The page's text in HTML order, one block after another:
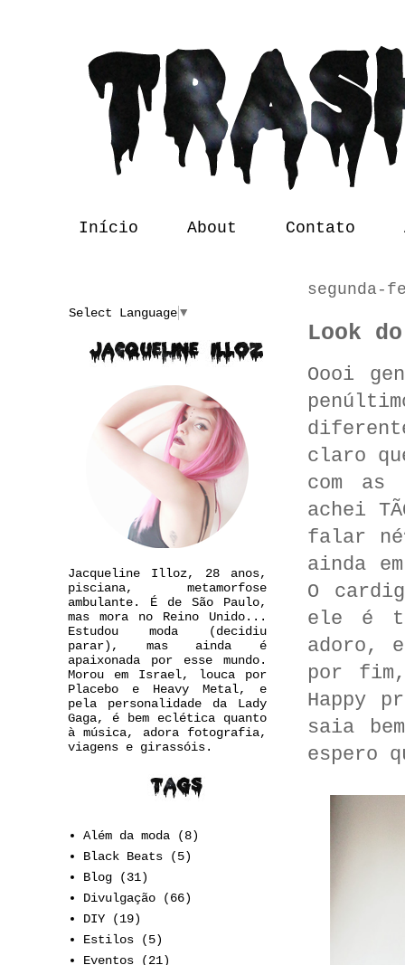
Início About Contato
segunda-
Look
Oooi
claro
com
achei
falar
ainda
O
ele é
adoro,
por
Happy
saia
espero
Select Language▼
Jacqueline Illoz, 28 anos,
pisciana, metamorfose
ambulante. É de São Paulo,
mas mora no Reino Unido...
Estudou moda (decidiu
parar), mas ainda é
apaixonada por esse mundo.
Morou em Israel, louca por
Placebo e Heavy Metal, e
pela personalidade da Lady
Gaga, é bem eclética quanto
à música, adora fotografia,
viagens e girassóis.
Além da moda
(8)
Black Beats
(5)
Blog
(31)
Divulgação
(66)
DIY
(19)
Estilos
(5)
Eventos
(21)